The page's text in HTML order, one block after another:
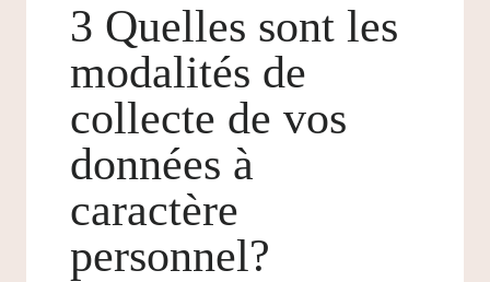
3 Quelles sont les
modalités de
collecte de vos
données à
caractère
personnel?